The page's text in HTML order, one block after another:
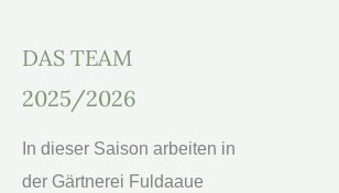
DAS TEAM
2025/2026
In dieser Sai­son arbeit­en in
der Gärt­nerei Ful­daaue